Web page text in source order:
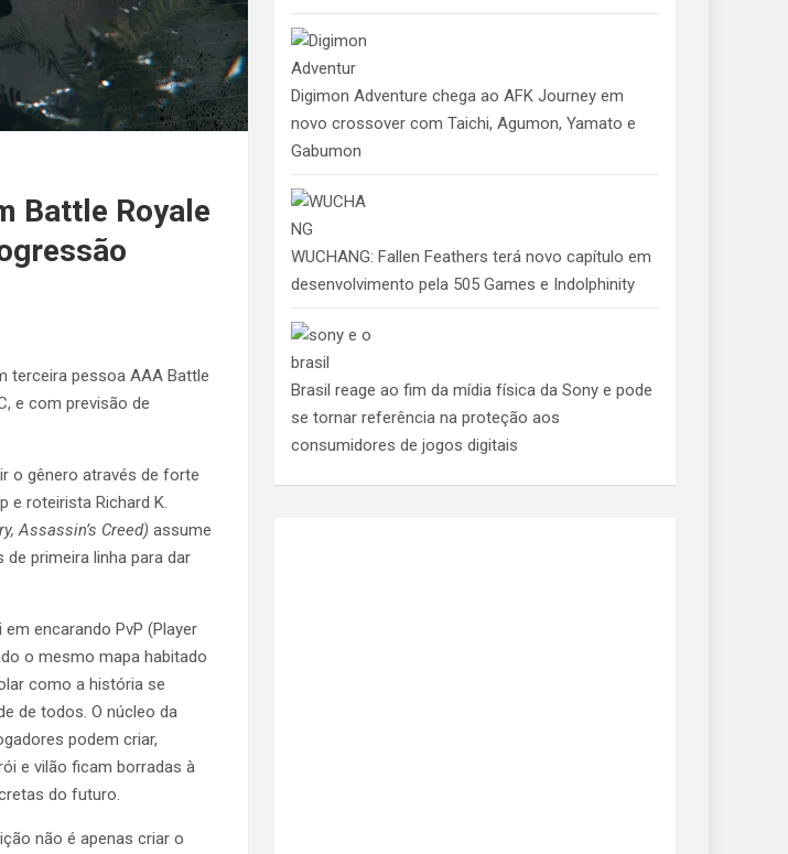
Battle Royale
terceira pessoa AAA Battle
e com previsão de
o gênero através de forte
e roteirista Richard K.
Assassin’s Creed) assume
primeira linha para dar
encarando PvP (Player
o mesmo mapa habitado
como a história se
de todos. O núcleo da
podem criar,
e vilão ficam borradas à
do futuro.
não é apenas criar o
Digimon Adventure chega ao AFK Journey em
novo crossover com Taichi, Agumon, Yamato e
Gabumon
WUCHANG: Fallen Feathers terá novo capítulo em
desenvolvimento pela 505 Games e Indolphinity
Brasil reage ao fim da mídia física da Sony e pode
se tornar referência na proteção aos
consumidores de jogos digitais